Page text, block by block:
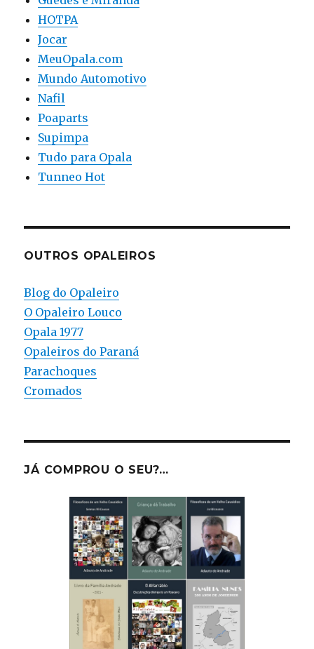
HOTPA
Jocar
MeuOpala.com
Mundo Automotivo
Nafil
Poaparts
Supimpa
Tudo para Opala
Tunneo Hot
OUTROS OPALEIROS
Blog do Opaleiro
O Opaleiro Louco
Opala 1977
Opaleiros do Paraná
Parachoques
Cromados
JÁ COMPROU O SEU?…